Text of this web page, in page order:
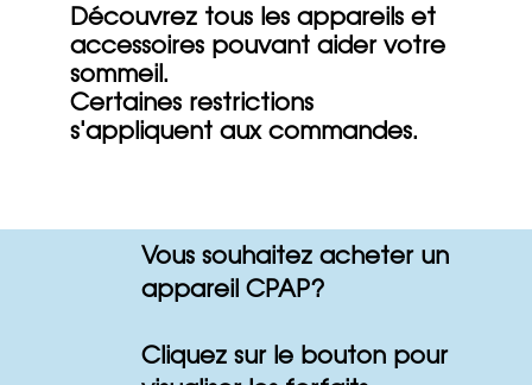
Découvrez tous les appareils et
accessoires pouvant aider votre
sommeil.
Certaines restrictions
s'appliquent aux commandes.
Vous souhaitez acheter un
appareil CPAP?
Cliquez sur le bouton pour